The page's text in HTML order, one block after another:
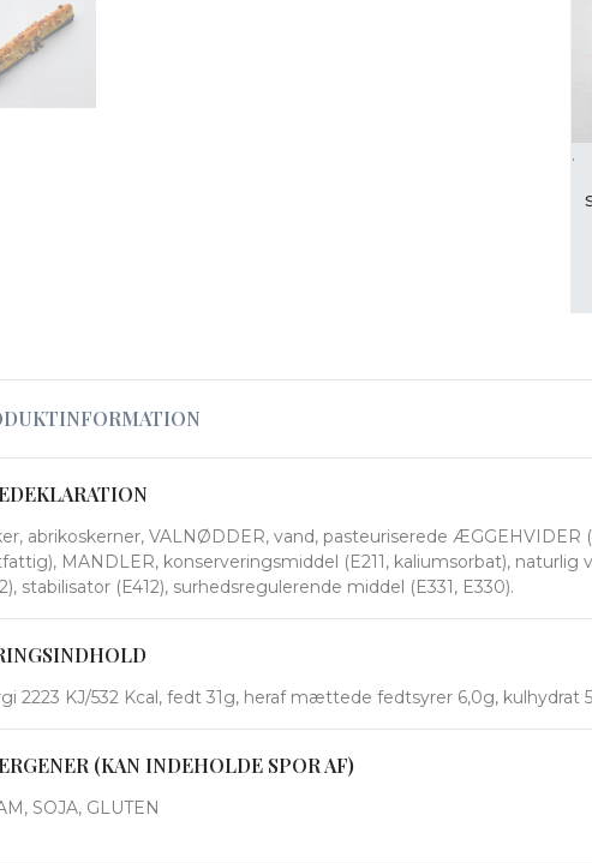
.
abrikoskerner, VALNØDDER, vand, pasteuriserede
MANDLER, konserveringsmiddel (E211, kaliumsorbat),
stabilisator (E412), surhedsregulerende middel (E331, E330).
2223 KJ/532 Kcal, fedt 31g, heraf mættede fedtsyrer 6,0g, kulhydrat
(KAN INDEHOLDE SPOR AF)
SOJA, GLUTEN